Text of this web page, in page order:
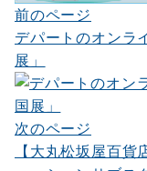
投
稿
ナ
ビ
ゲ
前のページ
デパートのオンラ
展」
次のページ
【大丸松坂屋百貨